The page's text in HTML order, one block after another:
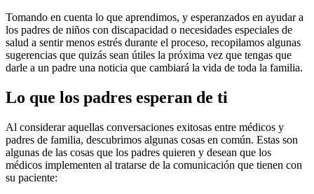
Tomando en cuenta lo que aprendimos, y esperanzados en ayudar a
los padres de niños con discapacidad o necesidades especiales de
salud a sentir menos estrés durante el proceso, recopilamos algunas
sugerencias que quizás sean útiles la próxima vez que tengas que
darle a un padre una noticia que cambiará la vida de toda la familia.
Lo que los padres esperan de ti
Al considerar aquellas conversaciones exitosas entre médicos y
padres de familia, descubrimos algunas cosas en común. Estas son
algunas de las cosas que los padres quieren y desean que los
médicos implementen al tratarse de la comunicación que tienen con
su paciente: